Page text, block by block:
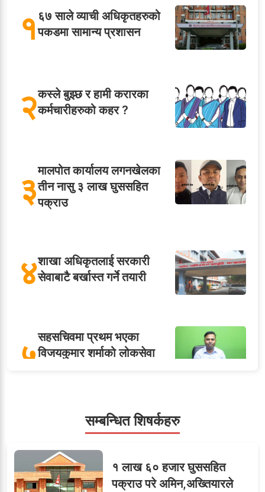
१६७ साले व्याची अधिकृतहरुको
पकडमा सामान्य प्रशासन
२कस्ले बुझ्छ र हामी करारका
कर्मचारीहरुको कहर ?
३मालपोत कार्यालय लगनखेलका
तीन नासु ३ लाख घुससहित
पक्राउ
४शाखा अधिकृतलाई सरकारी
सेवाबाटै बर्खास्त गर्ने तयारी
५सहसचिवमा प्रथम भएका
विजयकुमार शर्माको लोकसेवा
६ तीन सहसचिवले दिए राजीनामा
सम्बन्धित शिषर्कहरु
१ लाख ६० हजार घुससहित
पक्राउ परे अमिन,अख्तियारले